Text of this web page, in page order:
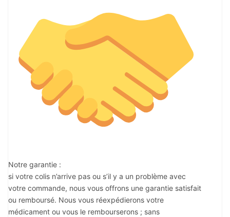
Notre garantie :
si votre colis n’arrive pas ou s’il y a un problème avec
votre commande, nous vous offrons une garantie satisfait
ou remboursé. Nous vous réexpédierons votre
médicament ou vous le rembourserons ; sans